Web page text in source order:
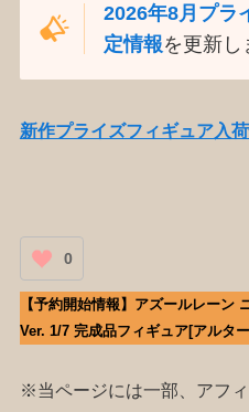
2026年8月プラ
定情報を更新し
新作プライズフィギュア入
0
【予約開始情報】アズールレーン
Ver. 1/7 完成品フィギュア[アルタ
※当ページには一部、アフ